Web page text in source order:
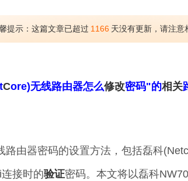
提示：这篇文章已超过 1166 天没有更新，请注意
Core)无线路由器怎么修改密码"的相关
路由器密码的设置方法，包括磊科
接时的验证密码。本文将以磊科